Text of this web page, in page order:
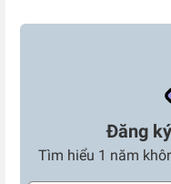
Đăng
Tìm hiểu 1 năm